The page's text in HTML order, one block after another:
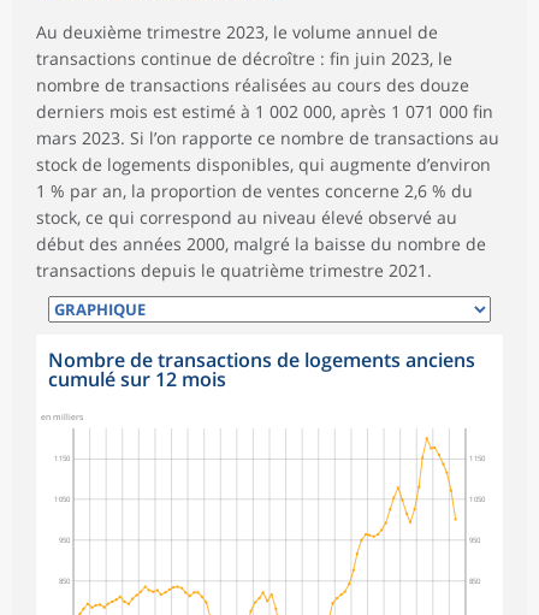
Au deuxième trimestre 2023, le volume annuel de
transactions continue de décroître : fin juin 2023, le
nombre de transactions réalisées au cours des douze
derniers mois est estimé à 1 002 000, après 1 071 000 fin
mars 2023. Si l’on rapporte ce nombre de transactions au
stock de logements disponibles, qui augmente d’environ
1 % par an, la proportion de ventes concerne 2,6 % du
stock, ce qui correspond au niveau élevé observé au
début des années 2000, malgré la baisse du nombre de
transactions depuis le quatrième trimestre 2021.
Nombre de transactions de logements anciens
cumulé sur 12 mois
850
950
1 050
1 150
850
950
1 050
1 150
en milliers